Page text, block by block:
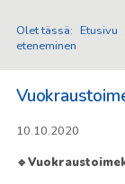
Olet tässä: Etusivu
eteneminen
10.10.2020